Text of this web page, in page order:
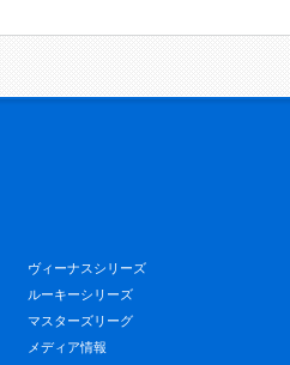
ヴィーナスシリーズ
ルーキーシリーズ
マスターズリーグ
メディア情報